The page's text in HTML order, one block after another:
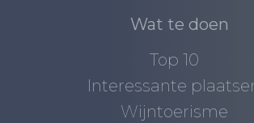
Wat te doen
Top 10
Interessante
Wijntoerisme